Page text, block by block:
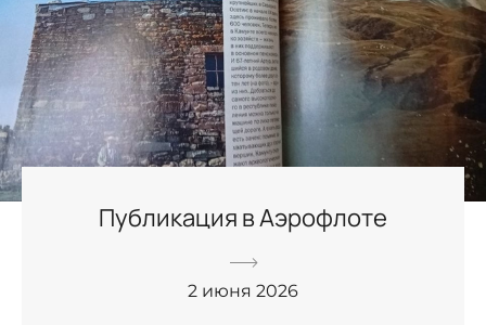
Публикация в Аэрофлоте
2 июня 2026